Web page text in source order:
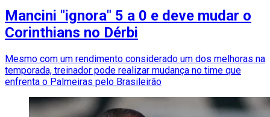
Mancini "ignora" 5 a 0 e deve mudar o
Corinthians no Dérbi
Mesmo com um rendimento considerado um dos melhoras na
temporada, treinador pode realizar mudança no time que
enfrenta o Palmeiras pelo Brasileirão